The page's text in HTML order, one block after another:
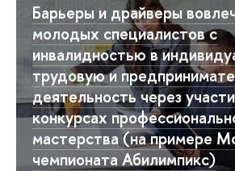
Барьеры и драйверы
молодых специалистов с
инвалидностью в
трудовую и
деятельность через
конкурсах
мастерства (на примере
чемпионата Абилимпикс)